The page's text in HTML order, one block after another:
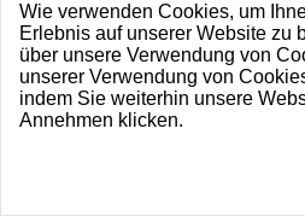
12.10.20
Tennis-
Wie verwenden Cookies, um
Erlebnis auf unserer Website zu
über unsere Verwendung von
unserer Verwendung von
indem Sie weiterhin unsere
Annehmen klicken.